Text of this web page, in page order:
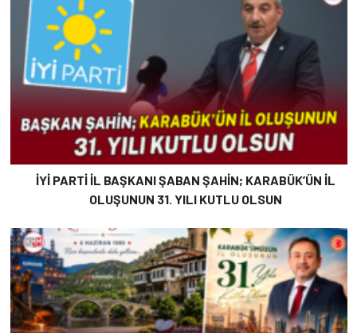
İYİ PARTİ İL BAŞKANI ŞABAN ŞAHİN; KARABÜK’ÜN İL
OLUŞUNUN 31. YILI KUTLU OLSUN